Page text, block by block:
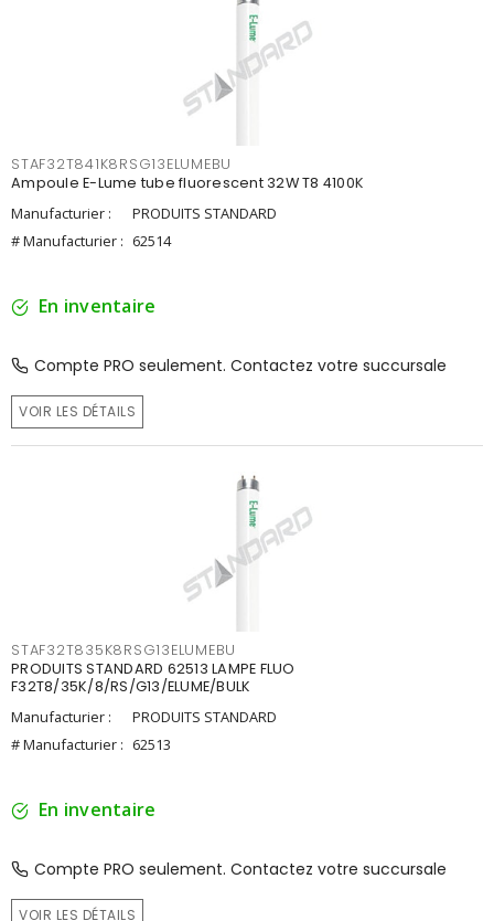
STAF32T841K8RSG13ELUMEBU
Ampoule E-Lume tube fluorescent 32W T8 4100K
Manufacturier :
PRODUITS STANDARD
# Manufacturier : 62514
En inventaire
Compte PRO seulement. Contactez votre succursale
VOIR LES DÉTAILS
STAF32T835K8RSG13ELUMEBU
PRODUITS STANDARD 62513 LAMPE FLUO
F32T8/35K/8/RS/G13/ELUME/BULK
Manufacturier :
PRODUITS STANDARD
# Manufacturier : 62513
En inventaire
Compte PRO seulement. Contactez votre succursale
VOIR LES DÉTAILS